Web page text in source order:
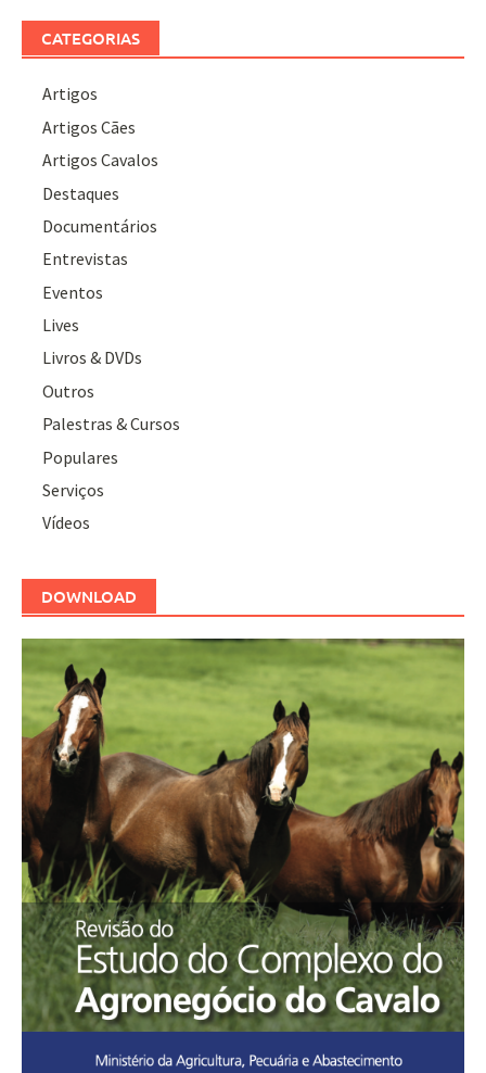
CATEGORIAS
Artigos
Artigos Cães
Artigos Cavalos
Destaques
Documentários
Entrevistas
Eventos
Lives
Livros & DVDs
Outros
Palestras & Cursos
Populares
Serviços
Vídeos
DOWNLOAD